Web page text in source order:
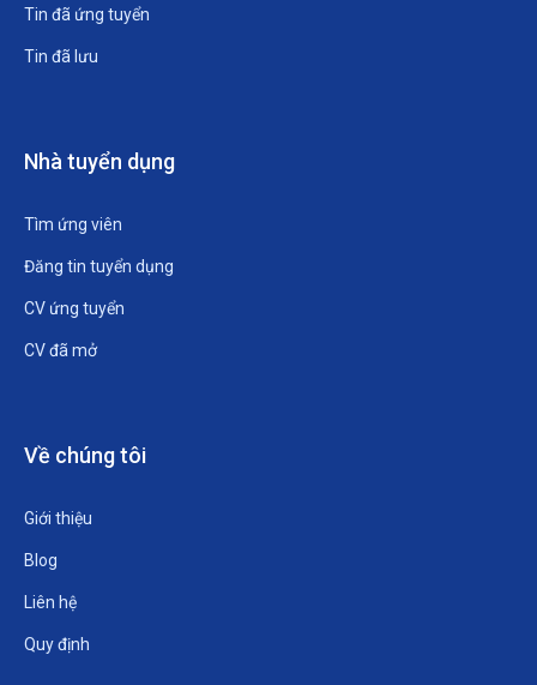
Tin đã ứng tuyển
Tin đã lưu
Nhà tuyển dụng
Tìm ứng viên
Đăng tin tuyển dụng
CV ứng tuyển
CV đã mở
Về chúng tôi
Giới thiệu
Blog
Liên hệ
Quy định